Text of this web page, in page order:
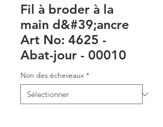
Fil à broder à la
main d&#39;ancre
Art No: 4625 -
Abat-jour - 00010
Non des écheveaux *